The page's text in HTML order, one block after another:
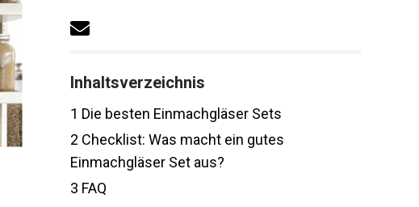
Inhaltsverzeichnis
1 Die besten Einmachgläser Sets
2 Checklist: Was macht ein gutes
Einmachgläser Set aus?
3 FAQ